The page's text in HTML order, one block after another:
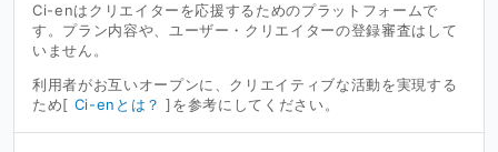
Ci-enはクリエイターを応援するためのプラットフォームで
す。プラン内容や、ユーザー・クリエイターの登録審査はして
いません。
利用者がお互いオープンに、クリエイティブな活動を実現する
ため[ Ci-enとは？ ]を参考にしてください。